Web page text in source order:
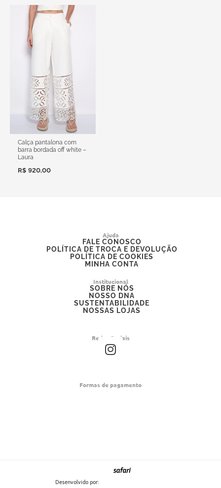
Calça pantalona com
barra bordada off white –
Laura
R$ 920,00
Ajuda
FALE CONOSCO
POLÍTICA DE TROCA E DEVOLUÇÃO
POLÍTICA DE COOKIES
MINHA CONTA
Institucional
SOBRE NÓS
NOSSO DNA
SUSTENTABILIDADE
NOSSAS LOJAS
Redes Sociais
I
n
t
Formas de pagamento
Desenvolvido por: